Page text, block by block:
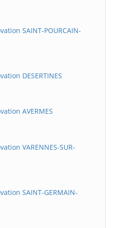
SAINT-POURCAIN-
DESERTINES
AVERMES
VARENNES-SUR-
SAINT-GERMAIN-